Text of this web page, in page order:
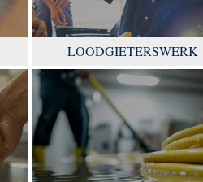
LOODGIETERSWERK